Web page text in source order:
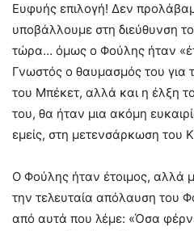
Ευφυής επιλογή! Δεν
υποβάλλουμε στη διεύθυνση
τώρα… όμως ο Φούλης ήταν
Γνωστός ο θαυμασμός του
του Μπέκετ, αλλά και η έλξη
του, θα ήταν μια ακόμη
εμείς, στη μετενσάρκωση του
Ο Φούλης ήταν έτοιμος, αλλά
την τελευταία απόλαυση του
από αυτά που λέμε: «Όσα